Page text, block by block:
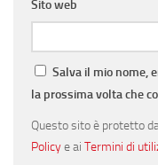
Sito web
Salva il mio nome,
la prossima volta che
Questo sito è protetto
Policye ai Termini di